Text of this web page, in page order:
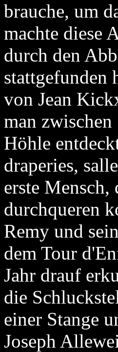
brauche, um
machte diese
durch den
stattgefunden
von Jean
man
Höhle
draperies,
erste
durchqueren
Remy und
dem Tour
Jahr drauf
die
einer Stange
Joseph